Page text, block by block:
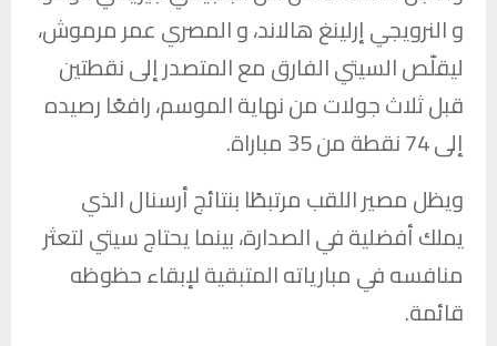
و النرويجي إرلينغ هالاند، و المصري عمر مرموش،
ليقلّص السيتي الفارق مع المتصدر إلى نقطتين
قبل ثلاث جولات من نهاية الموسم، رافعًا رصيده
إلى 74 نقطة من 35 مباراة.
ويظل مصير اللقب مرتبطًا بنتائجأرسنالالذي
يملك أفضلية في الصدارة، بينما يحتاج سيتي لتعثر
منافسه في مبارياته المتبقية لإبقاء حظوظه
قائمة.